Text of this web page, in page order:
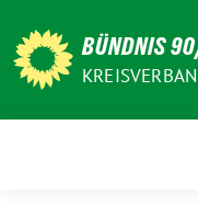
zum
Inhalt
BÜNDNIS